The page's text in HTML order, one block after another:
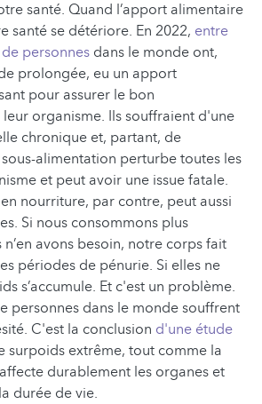
santé. Quand l’apport alimentaire
santé se détériore. En 2022, entre
personnes dans le monde ont,
prolongée, eu un apport
pour assurer le bon
organisme. Ils souffraient d'une
chronique et, partant, de
alimentation perturbe toutes les
et peut avoir une issue fatale.
nourriture, par contre, peut aussi
Si nous consommons plus
n’en avons besoin, notre corps fait
périodes de pénurie. Si elles ne
s’accumule. Et c'est un problème.
personnes dans le monde souffrent
C'est la conclusion d'une étude
surpoids extrême, tout comme la
durablement les organes et
durée de vie.